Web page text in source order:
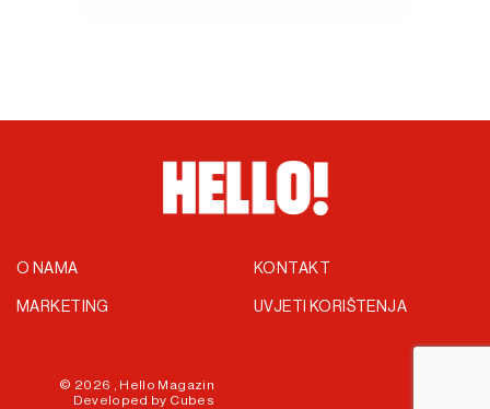
O NAMA
MARKETING
KONTAKT
UVJETI KORIŠTENJA
© 2026 , Hello Magazin
Developed by Cubes